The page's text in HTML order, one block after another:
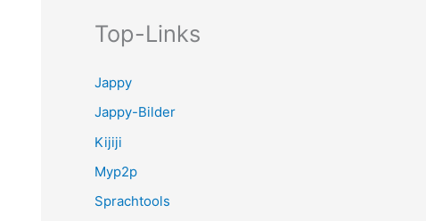
Top-Links
Jappy
Jappy-Bilder
Kijiji
Myp2p
Sprachtools